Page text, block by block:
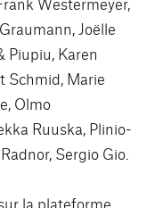
Joëlle
Piupiu, Karen
Schmid, Marie
Olmo
Ruuska, Plinio-
Sergio Gio.
la plateforme